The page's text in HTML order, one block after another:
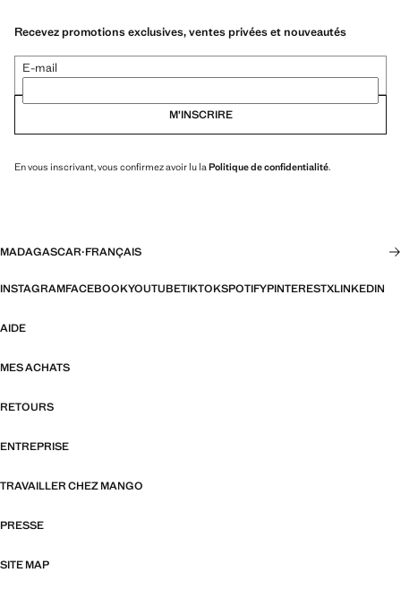
Recevez promotions exclusives, ventes privées et nouveautés
E-mail
M’INSCRIRE
En vous inscrivant, vous confirmez avoir lu la Politique de confidentialité.
MADAGASCAR·FRANÇAIS
INSTAGRAMFACEBOOKYOUTUBETIKTOKSPOTIFYPINTERESTXLINKEDIN
AIDE
MES ACHATS
RETOURS
ENTREPRISE
TRAVAILLER CHEZ MANGO
PRESSE
SITE MAP